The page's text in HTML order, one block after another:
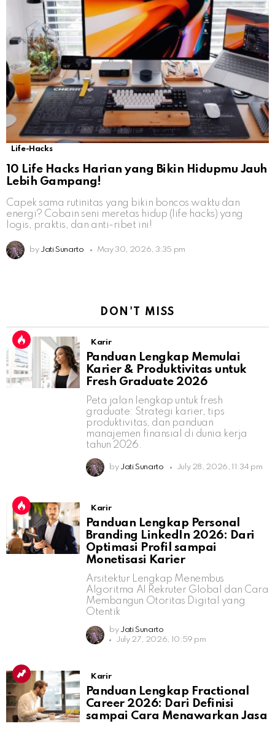
Life-Hacks
10 Life Hacks Harian yang Bikin Hidupmu Jauh
Lebih Gampang!
Capek sama rutinitas yang bikin boncos waktu dan
energi? Cobain seni meretas hidup (life hacks) yang
logis, praktis, dan anti-ribet ini!
by Jati Sunarto May 30, 2026, 3:35 pm
DON'T MISS
Karir
Panduan Lengkap Memulai
Karier & Produktivitas untuk
Fresh Graduate 2026
Peta jalan lengkap untuk fresh
graduate: Strategi karier, tips
produktivitas, dan panduan
manajemen finansial di dunia kerja
tahun 2026.
by Jati Sunarto July 28, 2026, 11:34 pm
Karir
Panduan Lengkap Personal
Branding LinkedIn 2026: Dari
Optimasi Profil sampai
Monetisasi Karier
Arsitektur Lengkap Menembus
Algoritma AI Rekruter Global dan Cara
Membangun Otoritas Digital yang
Otentik
by Jati Sunarto
July 27, 2026, 10:59 pm
Karir
Panduan Lengkap Fractional
Career 2026: Dari Definisi
sampai Cara Menawarkan Jasa